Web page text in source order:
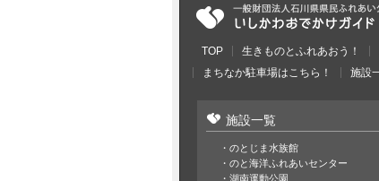
TOP 生きものとふれあおう！
まちなか駐車場はこちら！
施設
施設一覧
のとじま水族館
のと海洋ふれあいセンター
湖南運動公園